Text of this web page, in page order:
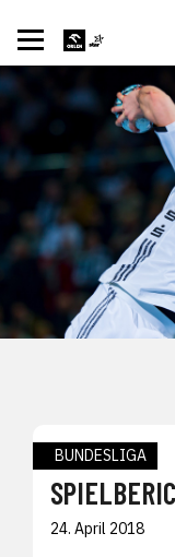
BUNDESLIGA
24. April 2018